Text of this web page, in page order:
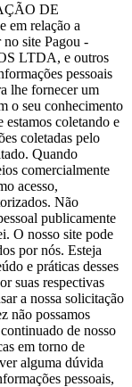
DE
em relação a
no site Pagou -
LTDA, e outros
pessoais
lhe fornecer um
o seu conhecimento
coletando e
coletadas pelo
Quando
comercialmente
acesso,
Não
publicamente
O nosso site pode
por nós. Esteja
e práticas desses
suas respectivas
a nossa solicitação
não possamos
de nosso
em torno de
alguma dúvida
pessoais,